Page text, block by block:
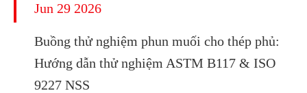
Jun 29 2026
Buồng thử nghiệm phun muối cho thép phủ:
Hướng dẫn thử nghiệm ASTM B117 & ISO
9227 NSS